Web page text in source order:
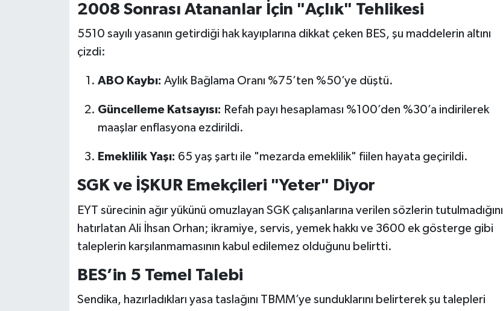
2008 Sonrası Atananlar İçin "Açlık" Tehlikesi
5510 sayılı yasanın getirdiği hak kayıplarına dikkat çeken BES, şu maddelerin altını
çizdi:
ABO Kaybı: Aylık Bağlama Oranı %75’ten %50’ye düştü.
Güncelleme Katsayısı: Refah payı hesaplaması %100’den %30’a indirilerek
maaşlar enflasyona ezdirildi.
Emeklilik Yaşı: 65 yaş şartı ile "mezarda emeklilik" fiilen hayata geçirildi.
SGK ve İŞKUR Emekçileri "Yeter" Diyor
EYT sürecinin ağır yükünü omuzlayan SGK çalışanlarına verilen sözlerin tutulmadığını
hatırlatan Ali İhsan Orhan; ikramiye, servis, yemek hakkı ve 3600 ek gösterge gibi
taleplerin karşılanmamasının kabul edilemez olduğunu belirtti.
BES’in 5 Temel Talebi
Sendika, hazırladıkları yasa taslağını TBMM’ye sunduklarını belirterek şu talepleri